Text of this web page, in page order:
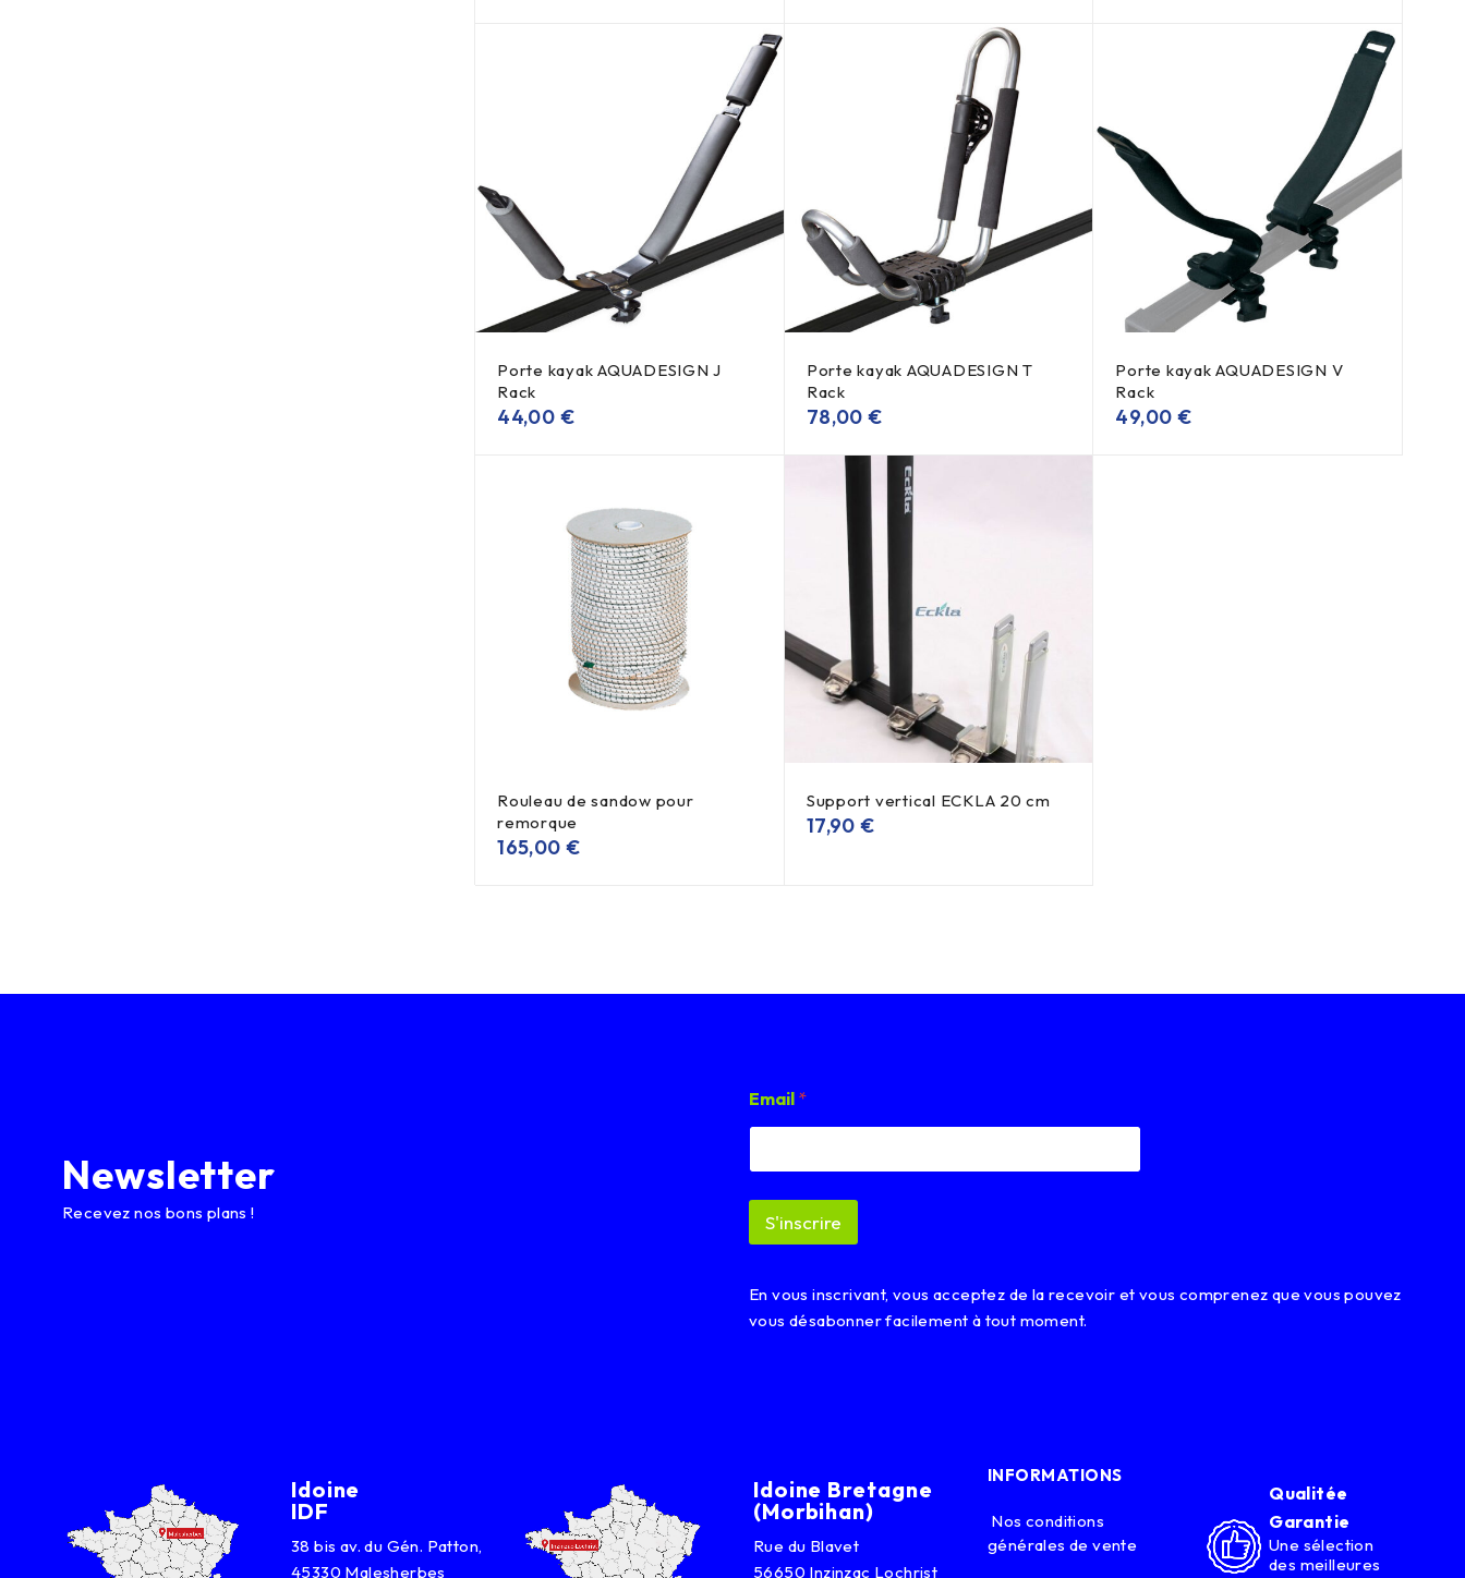
Porte kayak AQUADESIGN J
Rack
44,00 €
Porte kayak AQUADESIGN T
Rack
78,00€
Porte kayak AQUADESIGN V
Rack
49,00 €
Rouleau de sandow pour
remorque
165,00 €
Support vertical ECKLA 20 cm
17,90€
Newsletter
Recevez nos bons plans !
m
a
l
m
i
E
a
Email *
S'inscrire
En vous inscrivant, vous acceptez de la recevoir et vous comprenez que vous pouvez
vous désabonner facilement à tout moment.
Idoine
IDF
38 bis av. du Gén. Patton,
45330 Malesherbes
Idoine Bretagne
(Morbihan)
Rue du Blavet
56650 Inzinzac Lochrist
INFORMATIONS
Nos conditions
générales de vente
Qualitée
Garantie
Une sélection
des meilleures